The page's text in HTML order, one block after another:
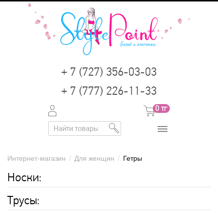
+ 7 (727) 356-03-03
+ 7 (777) 226-11-33
0 тг
Интернет-магазин / Для женщин / Гетры
Носки:
Трусы: